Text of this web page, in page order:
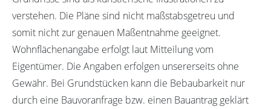
verstehen. Die Pläne sind nicht maßstabsgetreu und
somit nicht zur genauen Maßentnahme geeignet.
Wohnflächenangabe erfolgt laut Mitteilung vom
Eigentümer. Die Angaben erfolgen unsererseits ohne
Gewähr. Bei Grundstücken kann die Bebaubarkeit nur
durch eine Bauvoranfrage bzw. einen Bauantrag geklärt